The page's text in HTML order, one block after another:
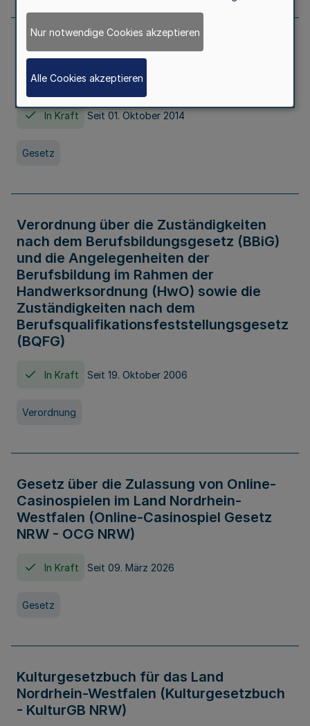
Gesetz über die Hochschulen des Landes
Nordrhein-Westfalen (Hochschulgesetz -
HG)
In Kraft Seit 01. Oktober 2014
Gesetz
Verordnung über die Zuständigkeiten
nach dem Berufsbildungsgesetz (BBiG)
und die Angelegenheiten der
Berufsbildung im Rahmen der
Handwerksordnung (HwO) sowie die
Zuständigkeiten nach dem
Berufsqualifikationsfeststellungsgesetz
(BQFG)
In Kraft Seit 19. Oktober 2006
Verordnung
Gesetz über die Zulassung von Online-
Casinospielen im Land Nordrhein-
Westfalen (Online-Casinospiel Gesetz
NRW - OCG NRW)
In Kraft Seit 09. März 2026
Gesetz
Kulturgesetzbuch für das Land
Nordrhein-Westfalen (Kulturgesetzbuch
- KulturGB NRW)
Nur notwendige Cookies akzeptieren
Alle Cookies akzeptieren